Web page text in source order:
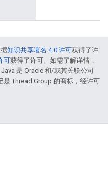
知识共享署名 4.0 许可获得了许
可获得了许可。如需了解详情，
Java 是 Oracle 和/或其关联公司
是 Thread Group 的商标，经许可